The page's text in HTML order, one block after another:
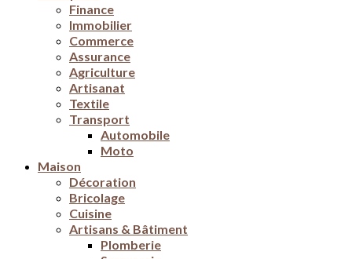
Finance
Immobilier
Commerce
Assurance
Agriculture
Artisanat
Textile
Transport
Automobile
Moto
Maison
Décoration
Bricolage
Cuisine
Artisans & Bâtiment
Plomberie